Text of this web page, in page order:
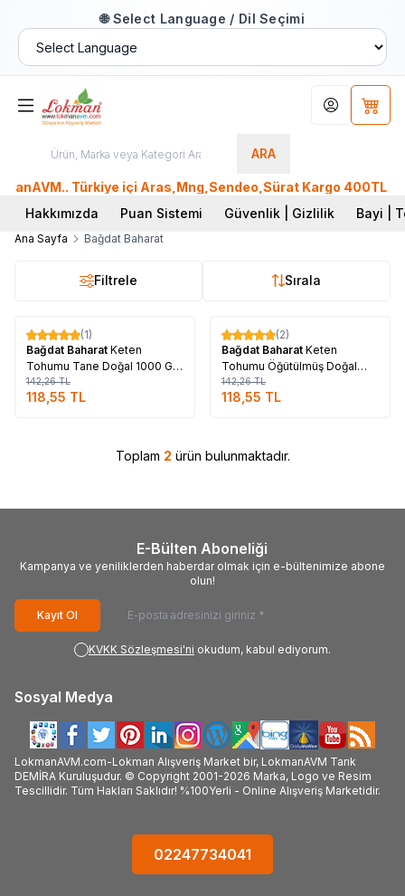
🌐 Select Language / Dil Seçimi
ARA
Hesabım
Türkiye içi Aras,Mng,Sendeo,Sürat Kargo 400TL
Hakkımızda
Puan Sistemi Güvenlik | Gizlilik Bayi |
Ana Sayfa Bağdat Baharat
Filtrele Sırala
%17
(1)
Bağdat Baharat Keten
Tohumu Tane Doğal 1000 Gr
Paket
142,26TL
118,55 TL
%17
(2)
Bağdat Baharat Keten
Tohumu Öğütülmüş Doğal
1000 Gr Paket
142,26TL
118,55 TL
Toplam 2 ürün bulunmaktadır.
E-Bülten Aboneliği
Kampanya ve yeniliklerden haberdar olmak için e-bültenimize abone
olun!
Kayıt Ol
KVKK Sözleşmesi'ni okudum, kabul ediyorum.
Sosyal Medya
LokmanAVM.com-Lokman Alışveriş Market bir, LokmanAVM Tarık
DEMİRA Kuruluşudur. © Copyright 2001-2026 Marka, Logo ve Resim
Tescillidir. Tüm Hakları Saklıdır! %100Yerli - Online Alışveriş Marketidir.
02247734041